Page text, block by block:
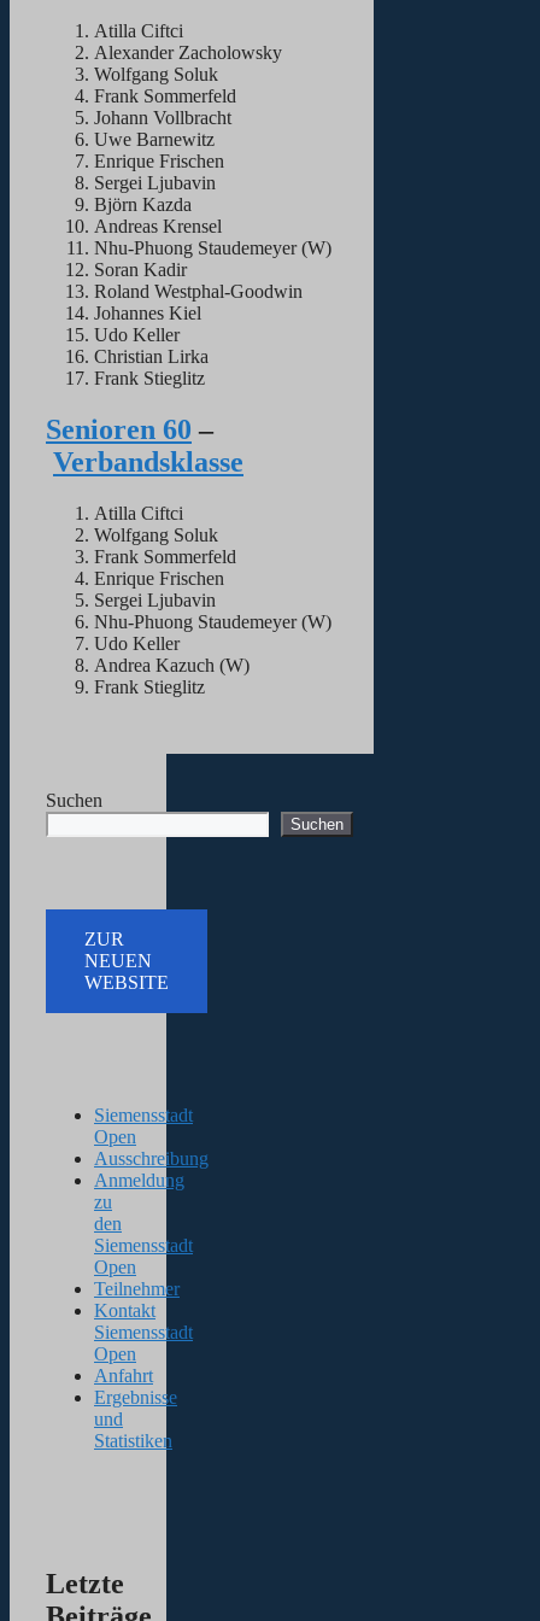
Atilla Ciftci
Alexander Zacholowsky
Wolfgang Soluk
Frank Sommerfeld
Johann Vollbracht
Uwe Barnewitz
Enrique Frischen
Sergei Ljubavin
Björn Kazda
Andreas Krensel
Nhu-Phuong Staudemeyer (W)
Soran Kadir
Roland Westphal-Goodwin
Johannes Kiel
Udo Keller
Christian Lirka
Frank Stieglitz
Senioren 60 –
Verbandsklasse
Atilla Ciftci
Wolfgang Soluk
Frank Sommerfeld
Enrique Frischen
Sergei Ljubavin
Nhu-Phuong Staudemeyer (W)
Udo Keller
Andrea Kazuch (W)
Frank Stieglitz
Suchen
Suchen
ZUR
NEUEN
WEBSITE
Siemensstadt
Open
Ausschreibung
Anmeldung
zu
den
Siemensstadt
Open
Teilnehmer
Kontakt
Siemensstadt
Open
Anfahrt
Ergebnisse
und
Statistiken
Letzte